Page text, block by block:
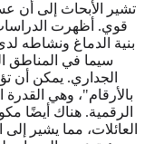
تشير الأبحاث إلى أن
قوي. أظهرت
بنية الدماغ ونشاطه
سيما في المناطق
الجداري. يمكن أن
بالأرقام"، وهي
الرقمية. هناك أيضًا
العائلات، مما يشير